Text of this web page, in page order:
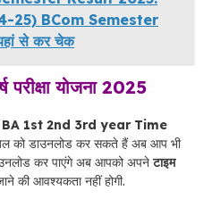
25) BCom Semester
से कर चेक
परीक्षा योजना 2025
BA 1st 2nd 3rd year Time
को डाउनलोड कर सकते हैं अब आप भी
कर पाएंगे अब आपको अपनेटाइम
की आवश्यकता नहीं होगी.